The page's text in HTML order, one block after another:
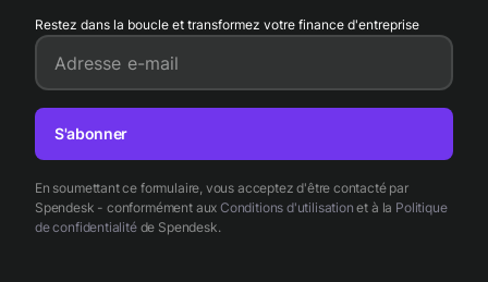
Restez dans la boucle et transformez votre finance d'entreprise
Adresse e-mail
En soumettant ce formulaire, vous acceptez d'être contacté par
Spendesk - conformément aux Conditions d'utilisation et à la Politique
de confidentialitéde Spendesk.
S'abonner